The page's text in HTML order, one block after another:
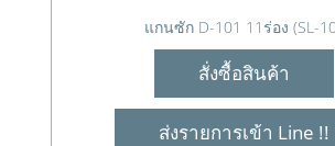
แกนซัก D-101 11ร่อง (SL-
สั่งซื้อสินค้า
ส่งรายการเข้า Line !!